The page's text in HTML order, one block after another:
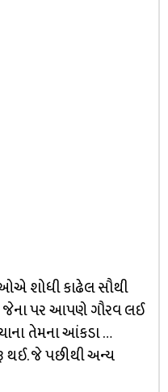
શોધી કાઢેલ સૌથી
જેના પર આપણે ગૌરવ લઈ
તેમના આંકડા …
થઈ. જે પછીથી અન્ય